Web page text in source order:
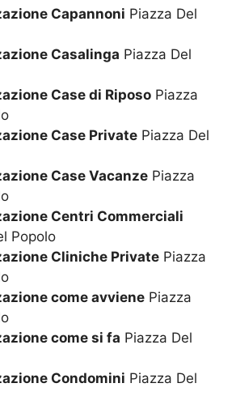
Capannoni Piazza Del
Casalinga Piazza Del
Case di Riposo Piazza
Case Private Piazza Del
Case Vacanze Piazza
Centri Commerciali
Popolo
Cliniche Private Piazza
come avviene Piazza
come si fa Piazza Del
Condomini Piazza Del